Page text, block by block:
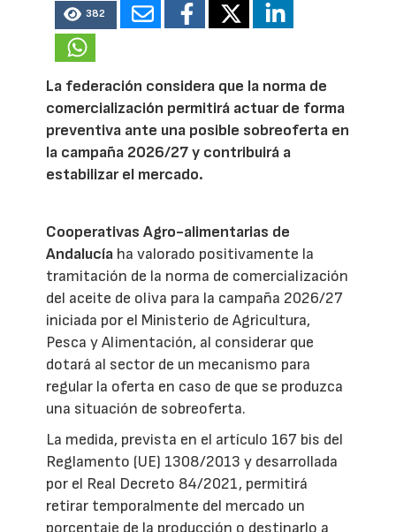
382
La federación considera que la norma de
comercialización permitirá actuar de forma
preventiva ante una posible sobreoferta en
la campaña 2026/27 y contribuirá a
estabilizar el mercado.
Cooperativas Agro-alimentarias de
Andalucía ha valorado positivamente la
tramitación de la norma de comercialización
del aceite de oliva para la campaña 2026/27
iniciada por el Ministerio de Agricultura,
Pesca y Alimentación, al considerar que
dotará al sector de un mecanismo para
regular la oferta en caso de que se produzca
una situación de sobreoferta.
La medida, prevista en el artículo 167 bis del
Reglamento (UE) 1308/2013 y desarrollada
por el Real Decreto 84/2021, permitirá
retirar temporalmente del mercado un